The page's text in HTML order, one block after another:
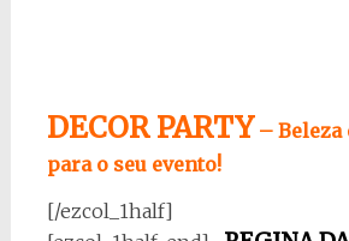
DECOR PARTY – Beleza
para o seu evento!
[/ezcol_1half]